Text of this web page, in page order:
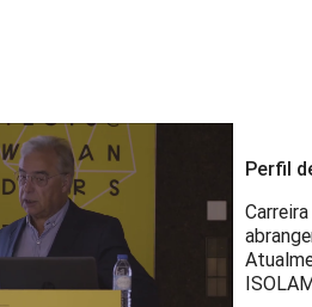
Perfil